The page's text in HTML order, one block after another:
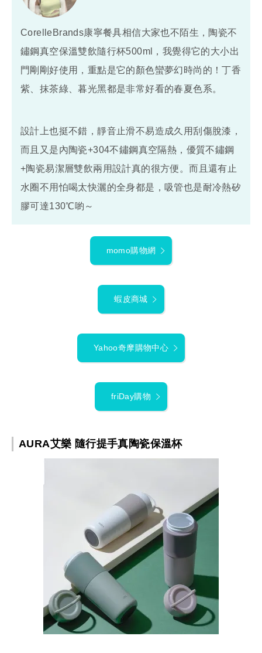
CorelleBrands康寧餐具相信大家也不陌生，陶瓷不
鏽鋼真空保溫雙飲隨行杯500ml，我覺得它的大小出
門剛剛好使用，重點是它的顏色蠻夢幻時尚的！丁香
紫、抹茶綠、暮光黑都是非常好看的春夏色系。
設計上也挺不錯，靜音止滑不易造成久用刮傷脫漆，
而且又是內陶瓷+304不鏽鋼真空隔熱，優質不鏽鋼
+陶瓷易潔層雙飲兩用設計真的很方便。而且還有止
水圈不用怕喝太快灑的全身都是，吸管也是耐冷熱矽
膠可達130℃喲～
momo購物網
蝦皮商城
Yahoo奇摩購物中心
friDay購物
AURA艾樂 隨行提手真陶瓷保溫杯